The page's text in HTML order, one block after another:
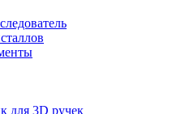
для 3D ручек